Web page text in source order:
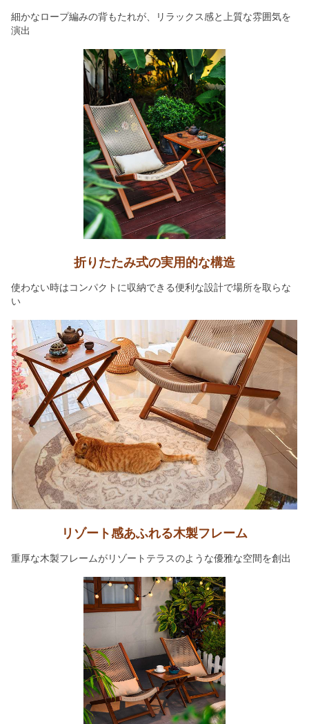
細かなロープ編みの背もたれが、リラックス感と上質な雰囲気を
演出
折りたたみ式の実用的な構造
使わない時はコンパクトに収納できる便利な設計で場所を取らな
い
リゾート感あふれる木製フレーム
重厚な木製フレームがリゾートテラスのような優雅な空間を創出